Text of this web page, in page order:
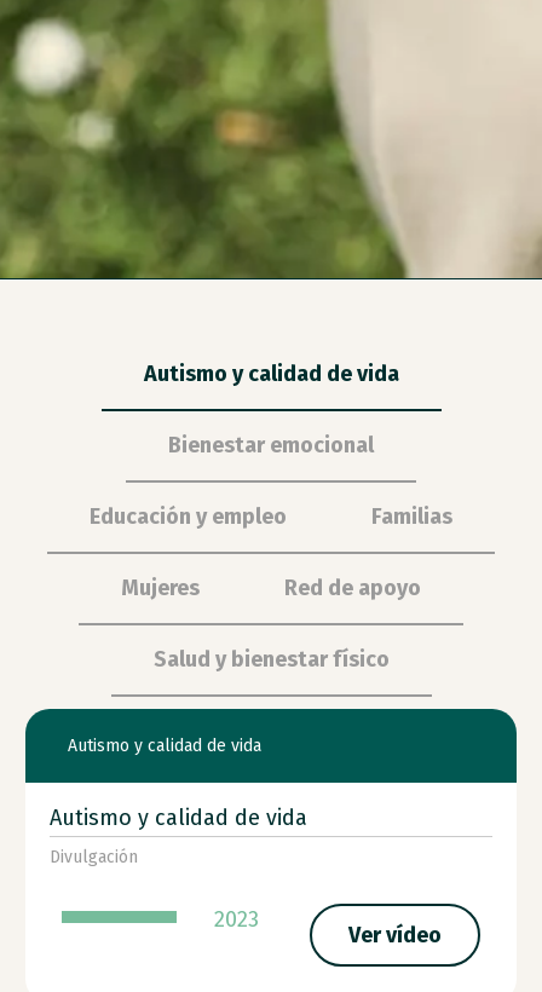
Autismo y calidad de vida
Bienestar emocional
Educación y empleo Familias
Mujeres Red de apoyo
Salud y bienestar físico
Autismo y calidad de vida
Autismo y calidad de vida
Divulgación
2023
Ver vídeo